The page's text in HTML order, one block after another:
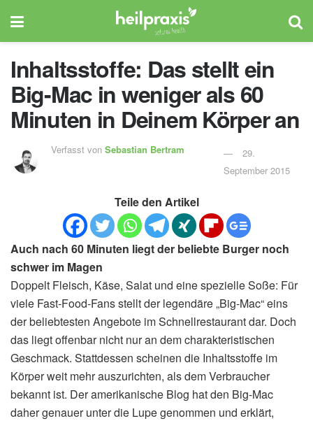
Inhaltsstoffe: Das stellt ein
Big-Mac in weniger als 60
Minuten in Deinem Körper an
Verfasst vonSebastian Bertram
29.
September 2015
Teile den Artikel
Auch nach 60 Minuten liegt der beliebte Burger noch
schwer im Magen
Doppelt Fleisch, Käse, Salat und eine spezielle Soße: Für
viele Fast-Food-Fans stellt der legendäre „Big-Mac“ eins
der beliebtesten Angebote im Schnellrestaurant dar. Doch
das liegt offenbar nicht nur an dem charakteristischen
Geschmack. Stattdessen scheinen die Inhaltsstoffe im
Körper weit mehr auszurichten, als dem Verbraucher
bekannt ist. Der amerikanische Blog hat den Big-Mac
daher genauer unter die Lupe genommen und erklärt,